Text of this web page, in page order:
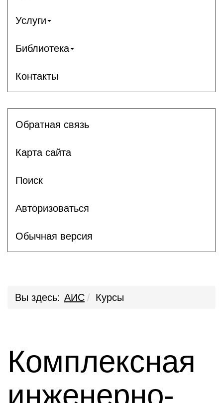
Услуги
Библиотека
Контакты
Обратная связь
Карта сайта
Поиск
Авторизоваться
Обычная версия
Вы здесь: АИС Курсы
Комплексная
инженерно-